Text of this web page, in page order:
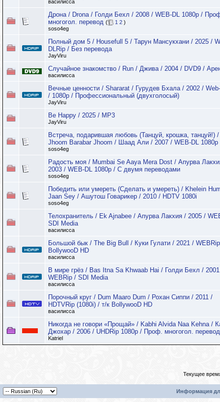
василисса
Дрона / Drona / Голди Бехл / 2008 / WEB-DL 1080p /
многогол. перевод ( 1 2 )
soso4eg
Полный дом 5 / Housefull 5 / Тарун Мансукхани / 2025 /
DLRip / Без перевода
JayViru
Случайное знакомство / Run / Джива / 2004 / DVD9 /
василисса
Вечные ценности / Shararat / Гурудев Бхала / 2002 /
/ 1080p / Профессиональный (двухголосый)
JayViru
Be Happy / 2025 / MP3
JayViru
Встреча, подарившая любовь (Танцуй, крошка, танцуй!) /
Jhoom Barabar Jhoom / Шаад Али / 2007 / WEB-DL 1080p
soso4eg
Радость моя / Mumbai Se Aaya Mera Dost / Апурва
2003 / WEB-DL 1080p / С двумя переводами
soso4eg
Победить или умереть (Сделать и умереть) / Khelein
Jaan Sey / Ашутош Говарикер / 2010 / HDTV 1080i
soso4eg
Телохранитель / Ek Ajnabee / Апурва Лакхия / 2005 /
SDI Media
василисса
Большой бык / The Big Bull / Куки Гулати / 2021 /
BollywooD HD
василисса
В мире грёз / Bas Itna Sa Khwaab Hai / Голди Бехл /
WEBRip / SDI Media
василисса
Порочный круг / Dum Maaro Dum / Рохан Сиппи / 2011 /
HDTVRip (1080i) / т/к BollywooD HD
василисса
Никогда не говори «Прощай» / Kabhi Alvida Naa Kehna /
Джохар / 2006 / UHDRip 1080p / Проф. многогол. перевод
Katriel
Текущее
Информация